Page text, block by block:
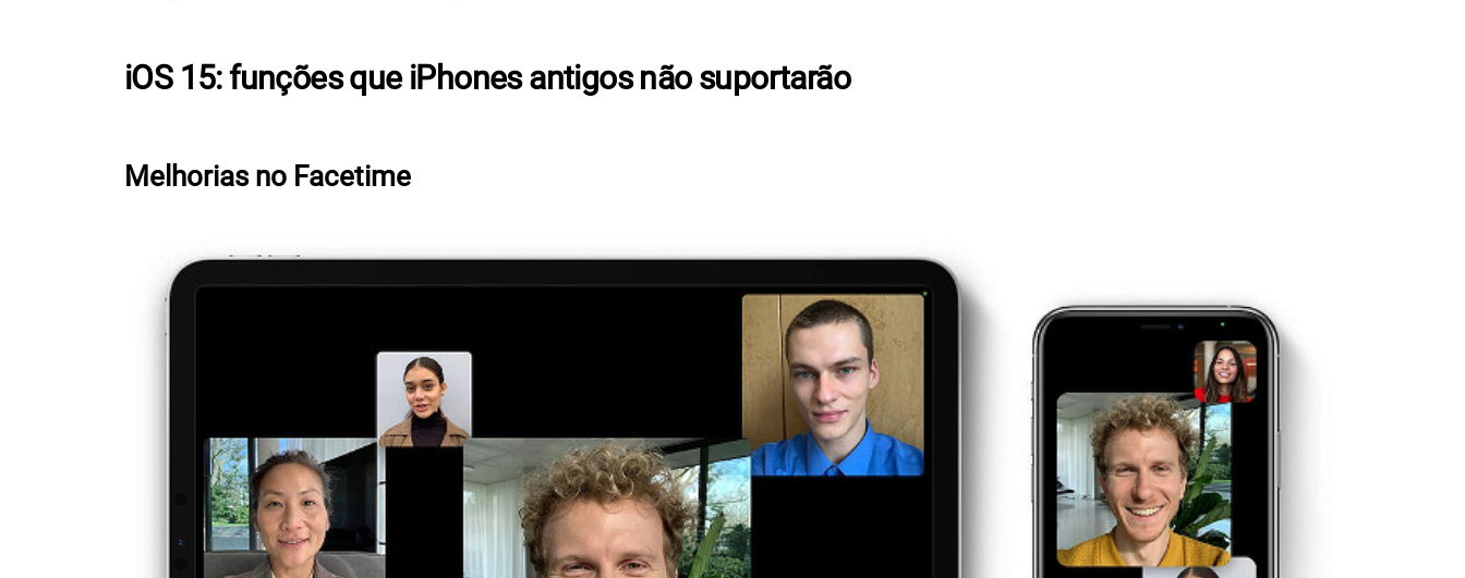
iOS 15: funções que iPhones antigos não suportarão
Melhorias no Facetime